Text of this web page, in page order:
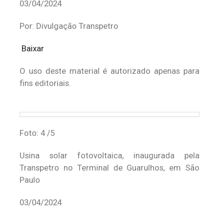
03/04/2024
Por: Divulgação Transpetro
Baixar
O uso deste material é autorizado apenas para
fins editoriais.
Foto: 4 /5
Usina solar fotovoltaica, inaugurada pela
Transpetro no Terminal de Guarulhos, em São
Paulo
03/04/2024